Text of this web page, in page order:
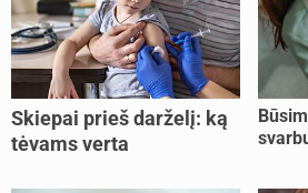
Skiepai prieš darželį: ką
tėvams verta